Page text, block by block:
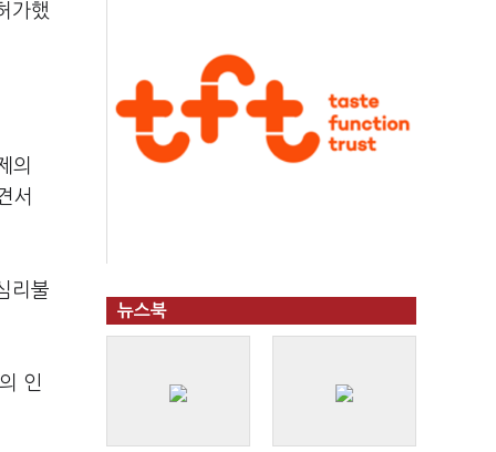
가했
의
서
리불
인
뉴스북